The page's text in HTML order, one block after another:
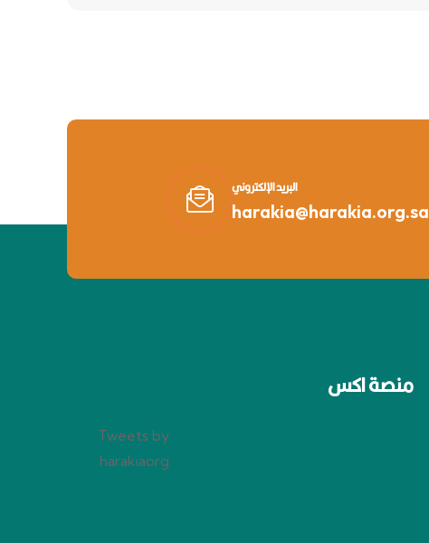
البريد الإلكتروني
harakia@harakia.org.sa
منصة اكس
Tweets by
harakiaorg